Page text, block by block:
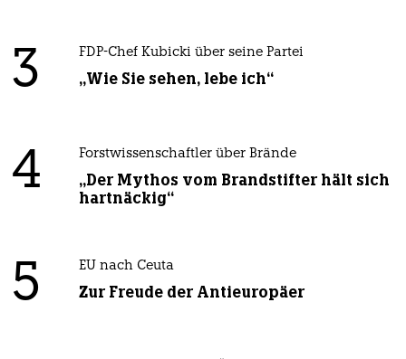
3 FDP-Chef Kubicki über seine Partei
„Wie Sie sehen, lebe ich“
4 Forstwissenschaftler über Brände
„Der Mythos vom Brandstifter hält sich
hartnäckig“
5 EU nach Ceuta
Zur Freude der Antieuropäer